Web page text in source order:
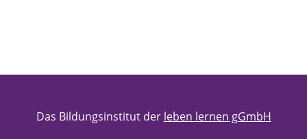
Das Bildungsinstitut der leben lernen gGmbH